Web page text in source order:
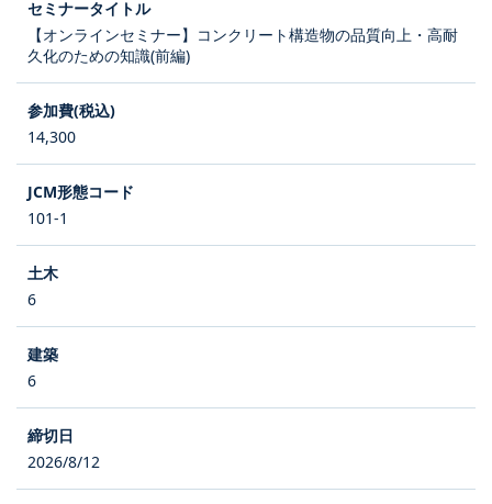
【オンラインセミナー】コンクリート構造物の品質向上・高耐
久化のための知識(前編)
14,300
101-1
6
6
2026/8/12